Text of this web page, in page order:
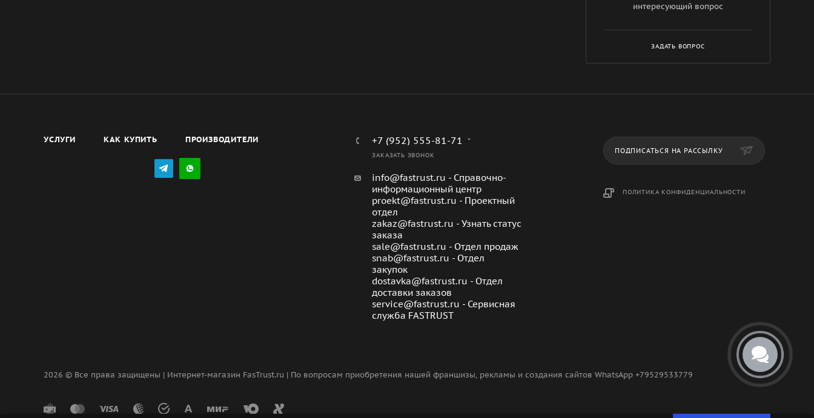
интересующий вопрос
ЗАДАТЬ ВОПРОС
УСЛУГИ КАК КУПИТЬ ПРОИЗВОДИТЕЛИ +7 (952) 555-81-71
ЗАКАЗАТЬ ЗВОНОК
info@fastrust.ru - Справочно-
информационный центр
proekt@fastrust.ru - Проектный
отдел
zakaz@fastrust.ru - Узнать статус
заказа
sale@fastrust.ru - Отдел продаж
snab@fastrust.ru - Отдел
закупок
dostavka@fastrust.ru - Отдел
доставки заказов
service@fastrust.ru - Сервисная
служба FASTRUST
ПОДПИСАТЬСЯ НА РАССЫЛКУ
ПОЛИТИКА КОНФИДЕНЦИАЛЬНОСТИ
2026 © Все права защищены | Интернет-магазин FasTrust.ru | По вопросам приобретения нашей франшизы, рекламы и создания сайтов WhatsApp +79529533779